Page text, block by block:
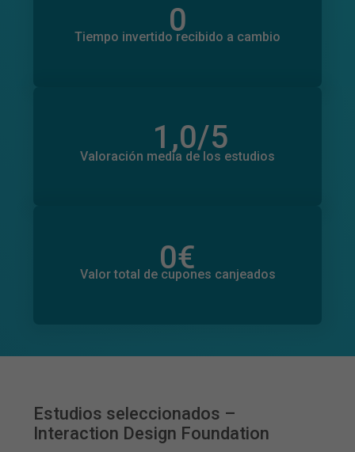
0
Tiempo invertido recibido a cambio
0
Tiempo invertido en otros estudios
1,0/5
Valoración media de los estudios
0
Número total de valoraciones
0€
Valor total de cupones canjeados
0€
Valor total de donaciones
Estudios seleccionados –
Interaction Design Foundation